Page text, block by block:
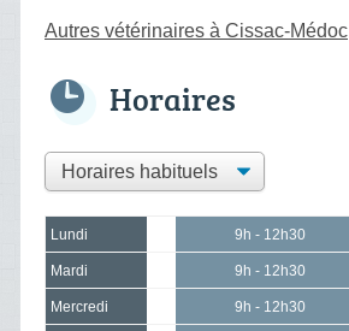
Autres vétérinaires à Cissac-Médoc
Horaires
Lundi 9h - 12h30
Mardi 9h - 12h30
Mercredi 9h - 12h30